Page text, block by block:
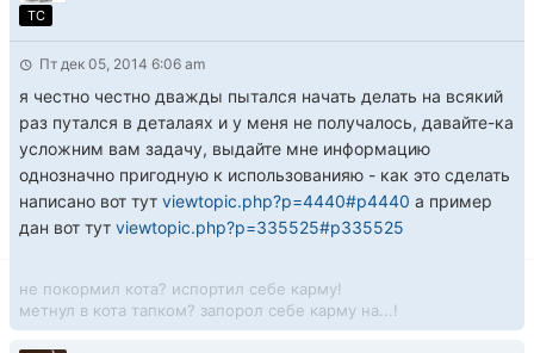
TC
Пт дек 05, 2014 6:06 am
я честно честно дважды пытался начать делать на всякий
раз путался в деталаях и у меня не получалось, давайте-ка
усложним вам задачу, выдайте мне информацию
однозначно пригодную к использованияю - как это сделать
написано вот тут viewtopic.php?p=4440#p4440 а пример
дан вот тут viewtopic.php?p=335525#p335525
не покормил кота? испортил себе карму!
метнул в кота тапком? запорол себе карму на...!